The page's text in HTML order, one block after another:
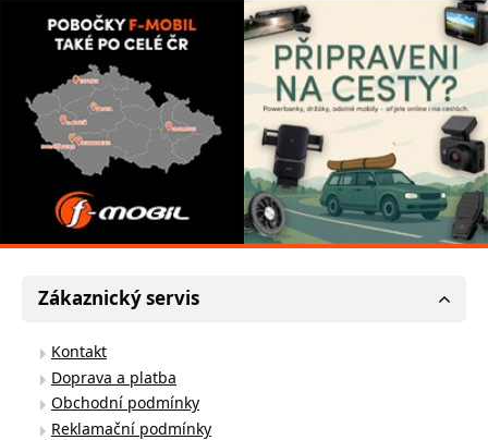
Zákaznický servis
Kontakt
Doprava a platba
Obchodní podmínky
Reklamační podmínky